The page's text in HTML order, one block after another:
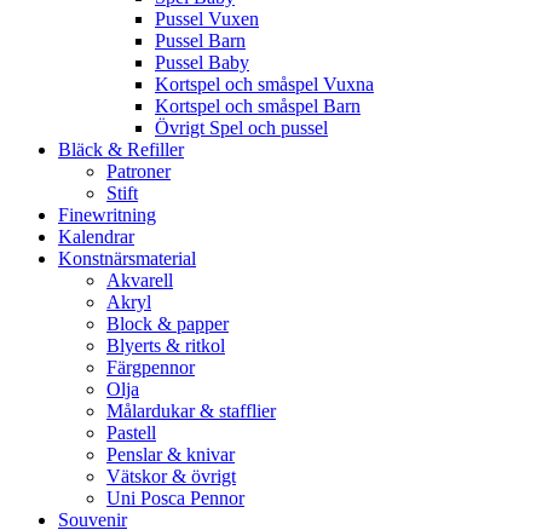
Pussel Vuxen
Pussel Barn
Pussel Baby
Kortspel och småspel Vuxna
Kortspel och småspel Barn
Övrigt Spel och pussel
Bläck & Refiller
Patroner
Stift
Finewritning
Kalendrar
Konstnärsmaterial
Akvarell
Akryl
Block & papper
Blyerts & ritkol
Färgpennor
Olja
Målardukar & stafflier
Pastell
Penslar & knivar
Vätskor & övrigt
Uni Posca Pennor
Souvenir